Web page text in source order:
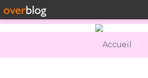
Accueil